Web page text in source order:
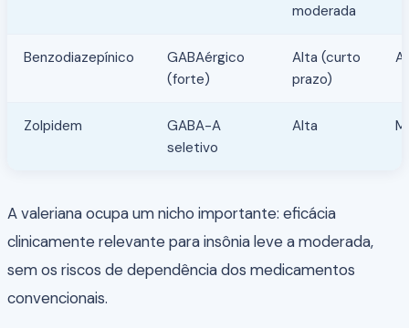
moderada
Benzodiazepínico
GABAérgico
(forte)
Alta (curto
prazo)
Zolpidem
GABA-A
seletivo
Alta
A valeriana ocupa um nicho importante: eficácia
clinicamente relevante para insônia leve a moderada,
sem os riscos de dependência dos medicamentos
convencionais.